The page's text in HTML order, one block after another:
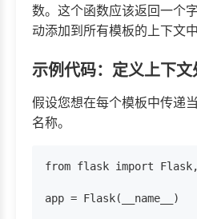
数。这个函数应该返回一个
动添加到所有模板的上下文中
示例代码：定义上下文
假设您想在每个模板中传递
名称。
from flask import
app = Flask(__name__)